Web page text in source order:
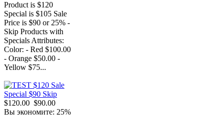
Product is $120
Special is $105 Sale
Price is $90 or 25% -
Skip Products with
Specials Attributes:
Color: - Red $100.00
- Orange $50.00 -
Yellow $75...
$120.00 $90.00
Вы экономите: 25%